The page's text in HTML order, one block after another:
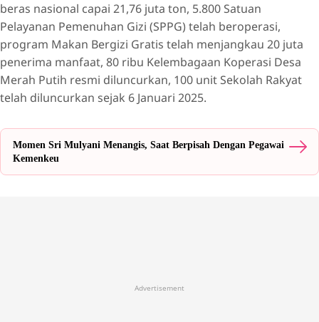
beras nasional capai 21,76 juta ton, 5.800 Satuan
Pelayanan Pemenuhan Gizi (SPPG) telah beroperasi,
program Makan Bergizi Gratis telah menjangkau 20 juta
penerima manfaat, 80 ribu Kelembagaan Koperasi Desa
Merah Putih resmi diluncurkan, 100 unit Sekolah Rakyat
telah diluncurkan sejak 6 Januari 2025.
Momen Sri Mulyani Menangis, Saat Berpisah Dengan Pegawai
Kemenkeu
Advertisement